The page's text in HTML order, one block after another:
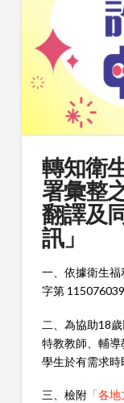
轉知衛
署彙整
翻譯及
訊」
一、依據衛生
字第
二、為協助18
特教教師、輔
學生於有需求時
三、檢附「各地